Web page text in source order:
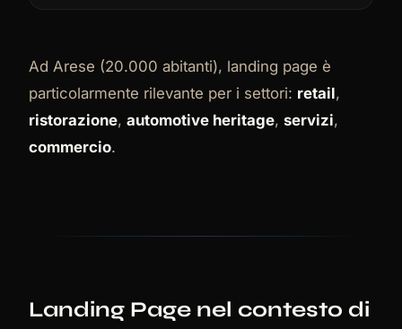
Ad Arese (20.000 abitanti), landing page è
particolarmente rilevante per i settori: retail,
ristorazione, automotive heritage, servizi,
commercio.
Landing Page nel contesto di